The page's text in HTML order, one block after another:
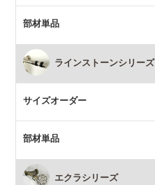
部材単品
ラインストーンシリーズ
サイズオーダー
部材単品
エクラシリーズ